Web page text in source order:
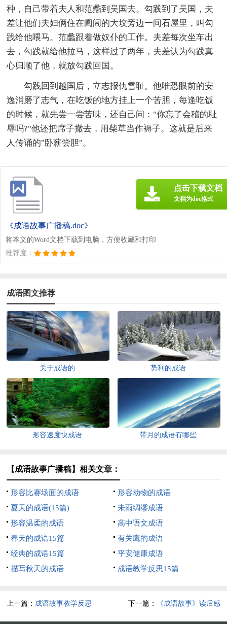
种，自己带着夫人和范蠡到吴国去。勾践到了吴国，夫
差让他们夫妇俩住在阖闾的大坟旁边一间石屋里，叫勾
践给他喂马。范蠡跟着做奴仆的工作。夫差每次坐车出
去，勾践就给他拉马，这样过了两年，夫差认为勾践真
心归顺了他，就放勾践回国。
勾践回到越国后，立志报仇雪耻。他唯恐眼前的安
逸消磨了志气，在吃饭的地方挂上一个苦胆，每逢吃饭
的时候，就先尝一尝苦味，还自己问："你忘了会稽的耻
辱吗?"他还把席子撤去，用柴草当作褥子。这就是后来
人传诵的"卧薪尝胆"。
《成语故事广播稿.doc》
将本文的Word文档下载到电脑，方便收藏和打印
推荐度：
点击下载文档
文档为doc格式
成语图文推荐
关于成语的 势利的成语
形容速度快成语 带月的成语有哪些
【成语故事广播稿】相关文章：
形容比赛场面的成语
形容动物的成语
夏天的成语(15篇)
未雨绸缪成语
形容温柔的成语
高中语文成语
春天的成语15篇
有关鹰的成语
经典的成语15篇
平安健康成语
描写秋天的成语
成语教学反思15篇
上一篇： 成语故事教学反思 下一篇： 《成语故事》读后感